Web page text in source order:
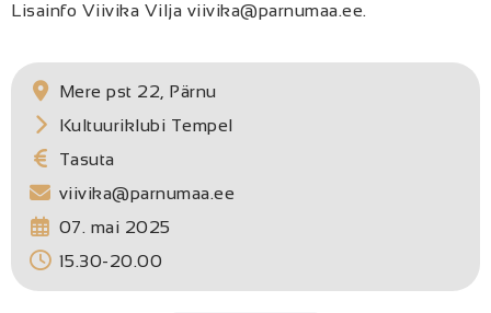
Lisainfo Viivika Vilja viivika@parnumaa.ee.
Mere pst 22, Pärnu
Kultuuriklubi Tempel
Tasuta
viivika@parnumaa.ee
07. mai 2025
15.30-20.00